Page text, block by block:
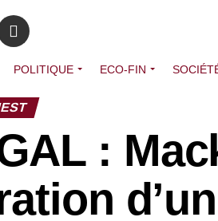
POLITIQUE ECO-FIN
: